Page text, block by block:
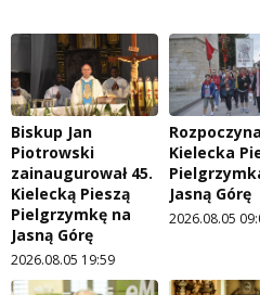
Biskup Jan
Piotrowski
zainaugurował 45.
Kielecką Pieszą
Pielgrzymkę na
Jasną Górę
2026.08.05 19:59
Kielecka
Jasną Górę
2026.08.05